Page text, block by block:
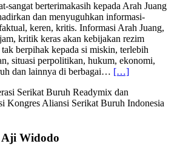
sangat berterimakasih kepada Arah Juang
dan menyuguhkan informasi-
keren, kritis. Informasi Arah Juang,
kritik keras akan kebijakan rezim
berpihak kepada si miskin, terlebih
situasi perpolitikan, hukum, ekonomi,
dan lainnya di berbagai… […]“Nipi
Serikat Buruh Readymix dan
Kongres Aliansi Serikat Buruh Indonesia
Aji Widodo